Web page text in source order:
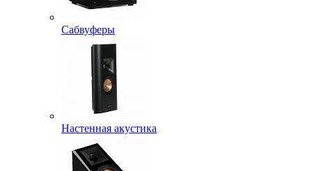
Сабвуферы
Настенная акустика